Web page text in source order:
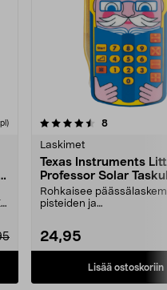
/
8arvostelut
Laskimet
Texas Instruments
Professor Solar
Rohkaisee
pisteiden ja
24,95
Lisää ostoskoriin
4.5 viidestä